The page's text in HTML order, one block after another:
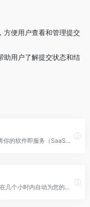
方便用户查看和管理提交
助用户了解提交状态和结
ListingBot——只需点击一下，即可将你的软件即服务（SaaS）、工具、产品、新闻通讯或博客列在 100 个目录上，为你节省数天的工作时间，让你专注于更有创造性的任务。Listing Bot。
为被谷歌索引而苦苦挣扎吗？让我们在几个小时内自动为您的页面建立索引，确保您的网站更快地被看到。